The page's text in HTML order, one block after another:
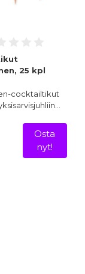
25 kpl
cocktailtikut
Osta
nyt!